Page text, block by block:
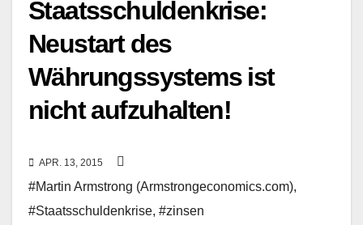
Staatsschuldenkrise:
Neustart des
Währungssystems ist
nicht aufzuhalten!
APR. 13, 2015
#Martin Armstrong (Armstrongeconomics.com),
#Staatsschuldenkrise, #zinsen